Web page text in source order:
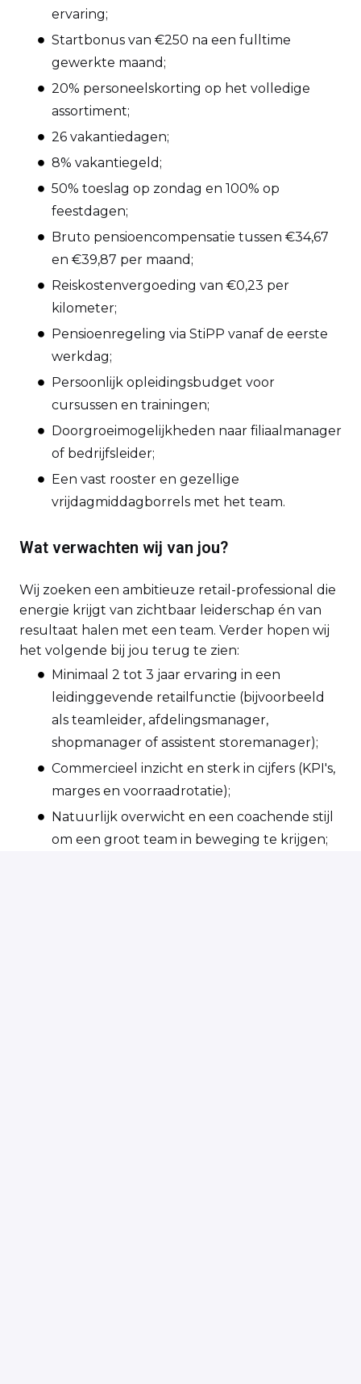
ervaring;
Startbonus van €250 na een fulltime
gewerkte maand;
20% personeelskorting op het volledige
assortiment;
26 vakantiedagen;
8% vakantiegeld;
50% toeslag op zondag en 100% op
feestdagen;
Bruto pensioencompensatie tussen €34,67
en €39,87 per maand;
Reiskostenvergoeding van €0,23 per
kilometer;
Pensioenregeling via StiPP vanaf de eerste
werkdag;
Persoonlijk opleidingsbudget voor
cursussen en trainingen;
Doorgroeimogelijkheden naar filiaalmanager
of bedrijfsleider;
Een vast rooster en gezellige
vrijdagmiddagborrels met het team.
Wat verwachten wij van jou?
Wij zoeken een ambitieuze retail-professional die
energie krijgt van zichtbaar leiderschap én van
resultaat halen met een team. Verder hopen wij
het volgende bij jou terug te zien:
Minimaal 2 tot 3 jaar ervaring in een
leidinggevende retailfunctie (bijvoorbeeld
als teamleider, afdelingsmanager,
shopmanager of assistent storemanager);
Commercieel inzicht en sterk in cijfers (KPI's,
marges en voorraadrotatie);
Natuurlijk overwicht en een coachende stijl
om een groot team in beweging te krijgen;